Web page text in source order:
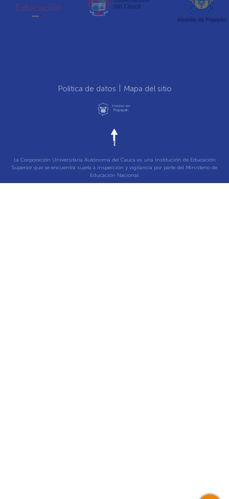
Política de datos Mapa del sitio
Hecho en
Popayán
La Corporación Universitaria Autónoma del Cauca es una Institución de Educación
Superior que se encuentra sujeta a inspección y vigilancia por parte del Ministerio de
Educación Nacional.